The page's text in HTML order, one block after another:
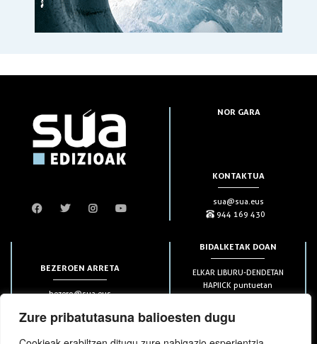
Zure pribatutasuna balioesten dugu
NOR GARA
KONTAKTUA
sua@sua.eus
944 169 430
BEZEROEN ARRETA
bezero@sua.eus
BIDALKETAK DOAN
ELKAR LIBURU-DENDETAN
HAPIICK puntuetan
(soilik penintsulan)